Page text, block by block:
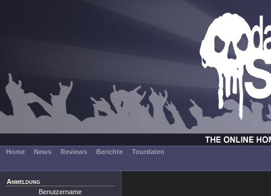
Home News Reviews Berichte Tourdaten
Anmeldung
Benutzername